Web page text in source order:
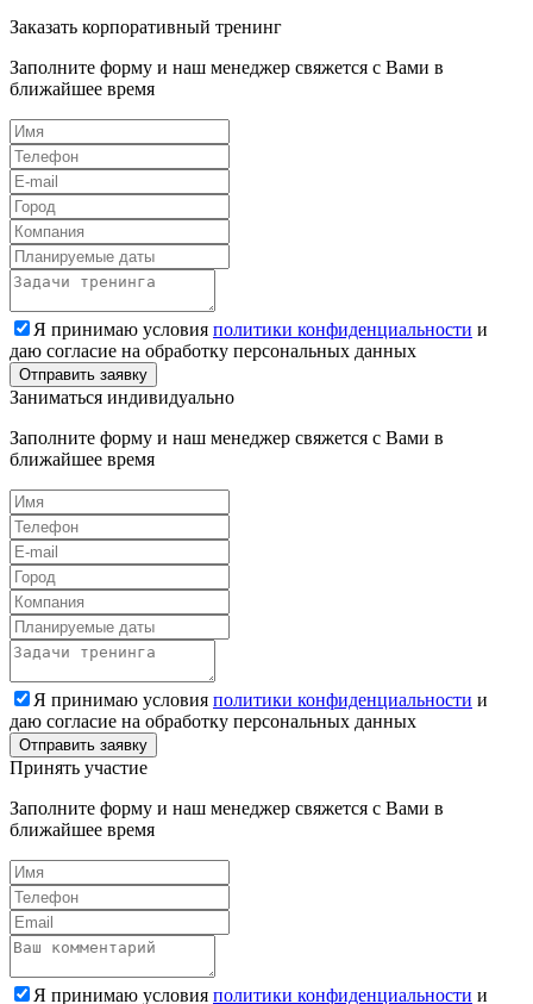
Заказать корпоративный тренинг
Заполните форму и наш менеджер свяжется с Вами в
ближайшее время
Я принимаю условия политики конфиденциальности и
даю согласие на обработку персональных данных
Заниматься индивидуально
Заполните форму и наш менеджер свяжется с Вами в
ближайшее время
Я принимаю условия политики конфиденциальности и
даю согласие на обработку персональных данных
Принять участие
Заполните форму и наш менеджер свяжется с Вами в
ближайшее время
Я принимаю условия политики конфиденциальности и